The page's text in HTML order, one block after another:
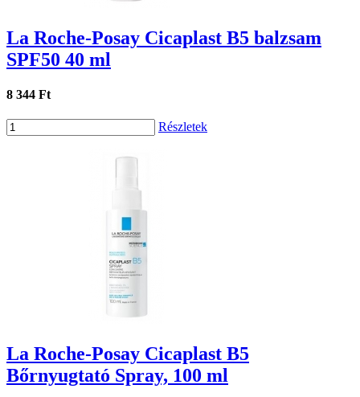
La Roche-Posay Cicaplast B5 balzsam
SPF50 40 ml
8 344 Ft
Részletek
La Roche-Posay Cicaplast B5
Bőrnyugtató Spray, 100 ml